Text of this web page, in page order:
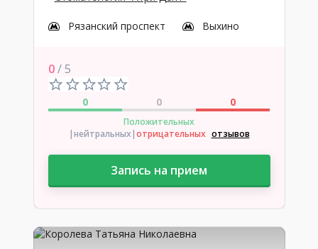
Рязанский проспект Выхино
0/ 5
0 0 0
Положительных
|нейтральных|отрицательных отзывов
Запись на прием